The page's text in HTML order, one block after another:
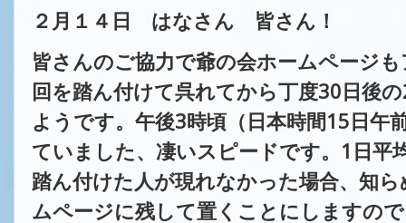
２月１４日
はなさん 皆さん！
皆さんのご協力で爺の会ホームページ
回を踏ん付けて呉れてから丁度30日後の
ようです。午後3時頃（日本時間15日午
ていました、凄いスピードです。 1 日平
踏ん付けた人が現れなかった場合、知
ムページに残して置くことにしますの